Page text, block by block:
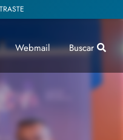
Webmail Buscar